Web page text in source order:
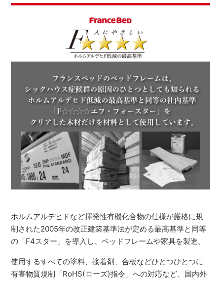
ホルムアルデヒドなど揮発性有機化合物の仕様が厳格に規
制された2005年の改正建築基準法が定める最高基準と同等
の「F4スター」を導入し、ベッドフレームや家具を製造。
使用するすべての塗料、接着剤、合板などひとつひとつに
有害物質規制「RoHS(ローズ)指令」への対応など、国内外